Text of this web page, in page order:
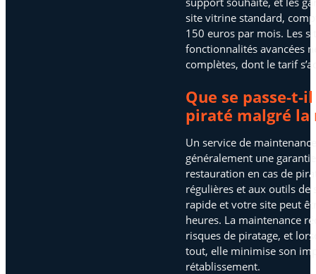
site vitrine standard,
150 euros par mois. Les
fonctionnalités avancées
complètes, dont le tarif
Que se passe-t-
piraté malgré la
Un service de
généralement une
restauration en cas de
régulières et aux outils de
rapide et votre site peut
heures. La maintenance
risques de piratage, et
tout, elle minimise son
rétablissement.